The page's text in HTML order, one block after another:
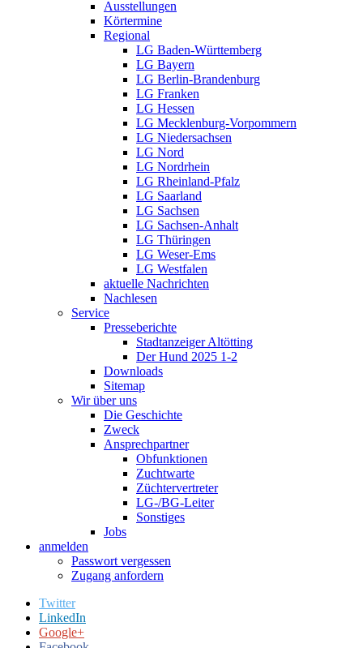
Ausstellungen
Körtermine
Regional
LG Baden-Württemberg
LG Bayern
LG Berlin-Brandenburg
LG Franken
LG Hessen
LG Mecklenburg-Vorpommern
LG Niedersachsen
LG Nord
LG Nordrhein
LG Rheinland-Pfalz
LG Saarland
LG Sachsen
LG Sachsen-Anhalt
LG Thüringen
LG Weser-Ems
LG Westfalen
aktuelle Nachrichten
Nachlesen
Service
Presseberichte
Stadtanzeiger Altötting
Der Hund 2025 1-2
Downloads
Sitemap
Wir über uns
Die Geschichte
Zweck
Ansprechpartner
Obfunktionen
Zuchtwarte
Züchtervertreter
LG-/BG-Leiter
Sonstiges
Jobs
anmelden
Passwort vergessen
Zugang anfordern
Twitter
LinkedIn
Google+